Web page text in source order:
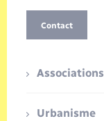
Contact
Associations
Urbanisme